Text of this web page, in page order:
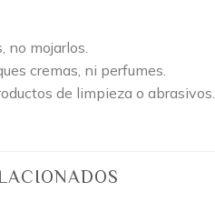
no mojarlos.
cremas, ni perfumes.
de limpieza o abrasivos.